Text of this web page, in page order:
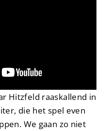
Hitzfeld raaskallend in
die het spel even
We gaan zo niet